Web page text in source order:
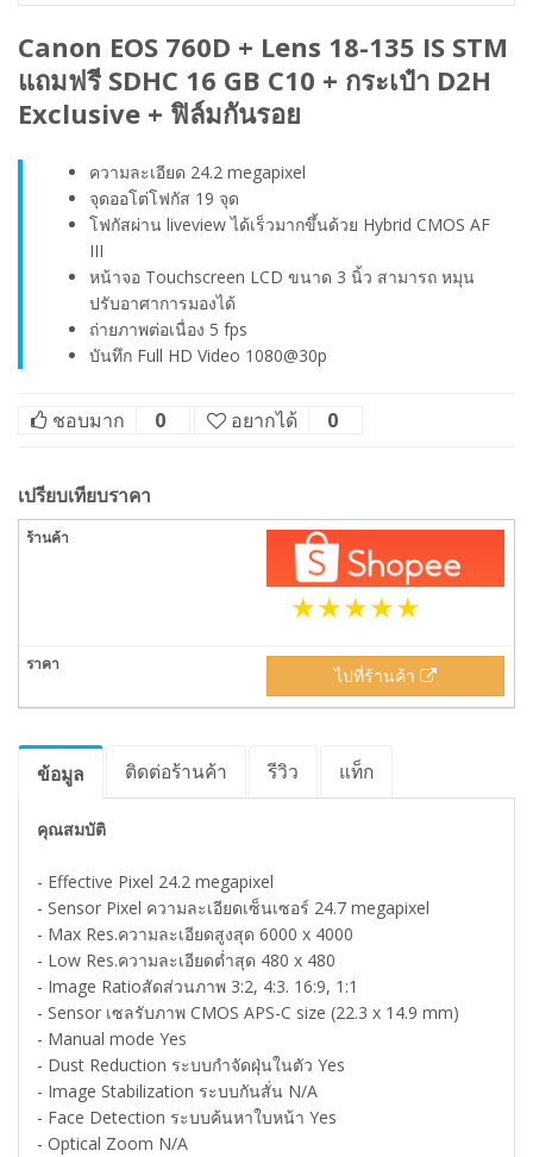
Canon EOS 760D + Lens 18-135 IS STM
แถมฟรี SDHC 16 GB C10 + กระเป๋า D2H
Exclusive + ฟิล์มกันรอย
ความละเอียด 24.2 megapixel
จุดออโต่โฟกัส 19 จุด
โฟกัสผ่าน liveview ได้เร็วมากขึ้นด้วย Hybrid CMOS AF
III
หน้าจอ Touchscreen LCD ขนาด 3 นิ้ว สามารถ หมุน
ปรับอาศาการมองได้
ถ่ายภาพต่อเนื่อง 5 fps
บันทึก Full HD Video 1080@30p
ชอบมาก 0 อยากได้ 0
เปรียบเทียบราคา
ไปที่ร้านค้า
ข้อมูล ติดต่อร้านค้า รีวิว แท็ก
คุณสมบัติ
- Effective Pixel 24.2 megapixel
- Sensor Pixel ความละเอียดเซ็นเซอร์ 24.7 megapixel
- Max Res.ความละเอียดสูงสุด 6000 x 4000
- Low Res.ความละเอียดต่ำสุด 480 x 480
- Image Ratioสัดส่วนภาพ 3:2, 4:3. 16:9, 1:1
- Sensor เซลรับภาพ CMOS APS-C size (22.3 x 14.9 mm)
- Manual mode Yes
- Dust Reduction ระบบกำจัดฝุ่นในตัว Yes
- Image Stabilization ระบบกันสั่น N/A
- Face Detection ระบบค้นหาใบหน้า Yes
- Optical Zoom N/A